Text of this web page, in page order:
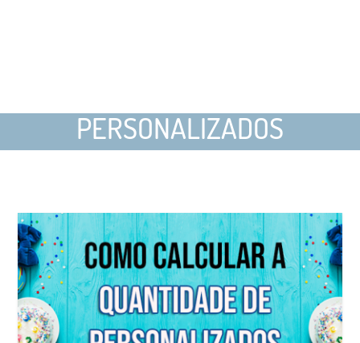
PERSONALIZADOS